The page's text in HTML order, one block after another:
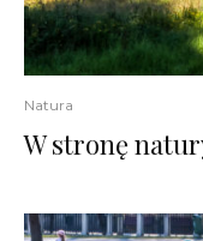
Natura
W stronę